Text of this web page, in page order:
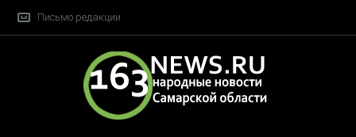
Письмо редакции